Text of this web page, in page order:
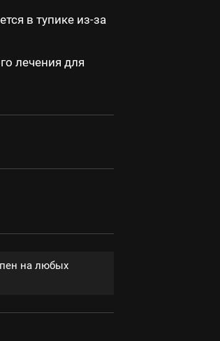
в тупике из-за
лечения для
на любых